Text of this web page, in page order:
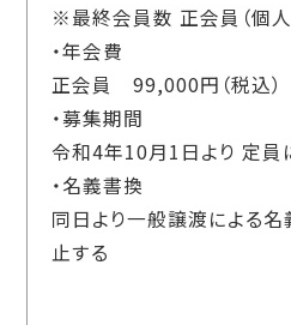
※最終会員数 正会員（個人
・年会費
正会員 99,000円（税込）
・募集期間
令和4年10月1日より 定員
・名義書換
同日より一般譲渡による
止する